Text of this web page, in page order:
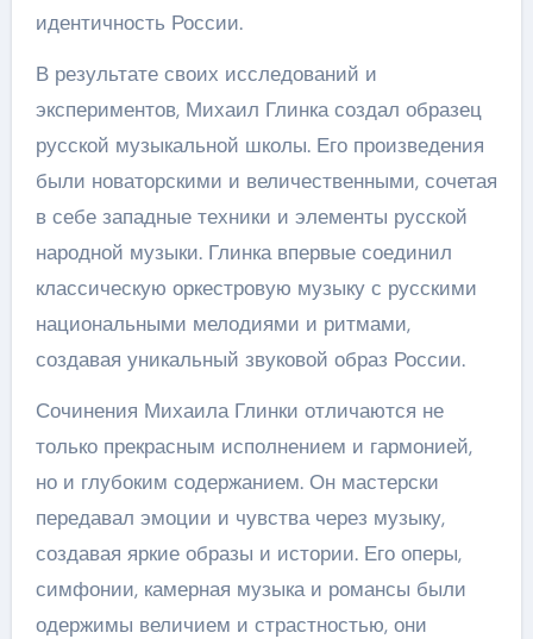
идентичность России.
В результате своих исследований и
экспериментов, Михаил Глинка создал образец
русской музыкальной школы. Его произведения
были новаторскими и величественными, сочетая
в себе западные техники и элементы русской
народной музыки. Глинка впервые соединил
классическую оркестровую музыку с русскими
национальными мелодиями и ритмами,
создавая уникальный звуковой образ России.
Сочинения Михаила Глинки отличаются не
только прекрасным исполнением и гармонией,
но и глубоким содержанием. Он мастерски
передавал эмоции и чувства через музыку,
создавая яркие образы и истории. Его оперы,
симфонии, камерная музыка и романсы были
одержимы величием и страстностью, они